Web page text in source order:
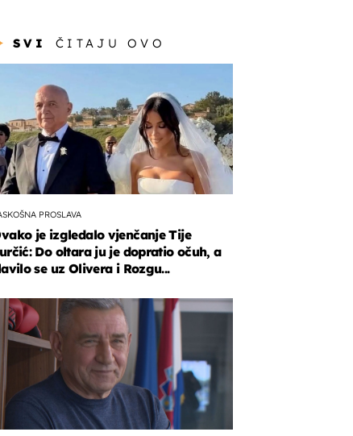
SVI ČITAJU OVO
PROSLAVA
je izgledalo vjenčanje Tije
Do oltara ju je dopratio očuh, a
se uz Olivera i Rozgu...